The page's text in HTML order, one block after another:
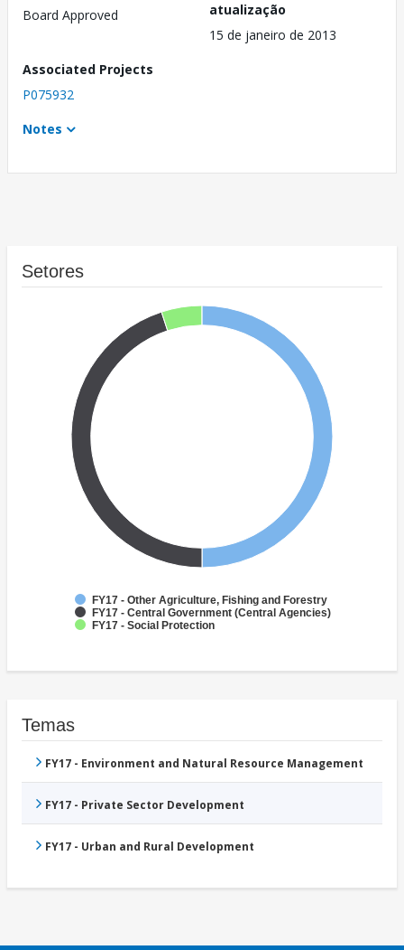
Board Approved
atualização
15 de janeiro de 2013
Associated Projects
P075932
Notes
Setores
FY17 - Other Agriculture, Fishing and Forestry
FY17 - Central Government (Central Agencies)
FY17 - Social Protection
Temas
FY17 - Environment and Natural Resource Management
FY17 - Private Sector Development
FY17 - Urban and Rural Development